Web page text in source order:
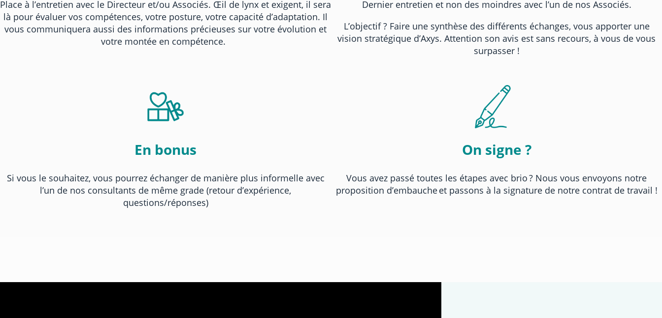
Place à l’entretien avec le Directeur et/ou Associés. Œil de lynx et exigent, il sera
là pour évaluer vos compétences, votre posture, votre capacité d’adaptation. Il
vous communiquera aussi des informations précieuses sur votre évolution et
votre montée en compétence.
Dernier entretien et non des moindres avec l’un de nos Associés.
L’objectif ? Faire une synthèse des différents échanges, vous apporter une
vision stratégique d’Axys. Attention son avis est sans recours, à vous de vous
surpasser !
En bonus
Si vous le souhaitez, vous pourrez échanger de manière plus informelle avec
l’un de nos consultants de même grade (retour d’expérience,
questions/réponses)
On signe ?
Vous avez passé toutes les étapes avec brio ? Nous vous envoyons notre
proposition d’embauche et passons à la signature de notre contrat de travail !